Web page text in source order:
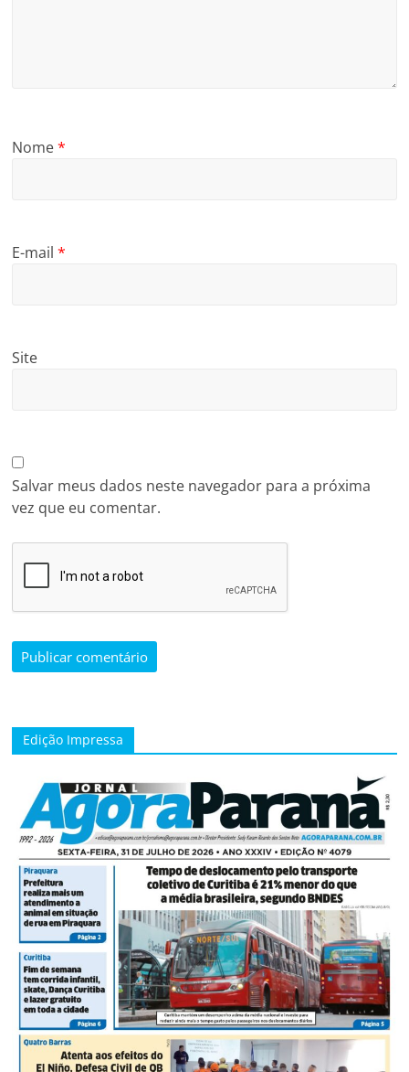
Nome*
E-mail*
Site
Salvar meus dados neste navegador para a próxima
vez que eu comentar.
Edição Impressa